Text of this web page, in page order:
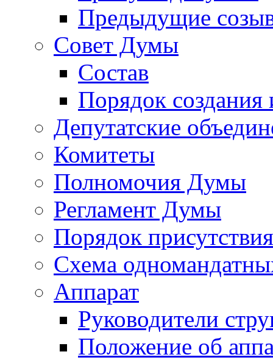
Предыдущие
Совет Думы
Состав
Порядок создания
Депутатские
Комитеты
Полномочия Думы
Регламент Думы
Порядок
Схема
Аппарат
Руководители
Положение об